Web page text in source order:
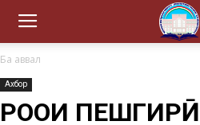
Ба аввал
Ахбор
РОҲҲОИ